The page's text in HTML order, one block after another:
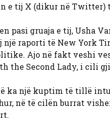
e tij X (dikur në Twitter)
pasi gruaja e tij, Usha
raporti të New York
Ajo në fakt veshi
the Second Lady, i cili
ka një kuptim të tillë
në të cilën burrat